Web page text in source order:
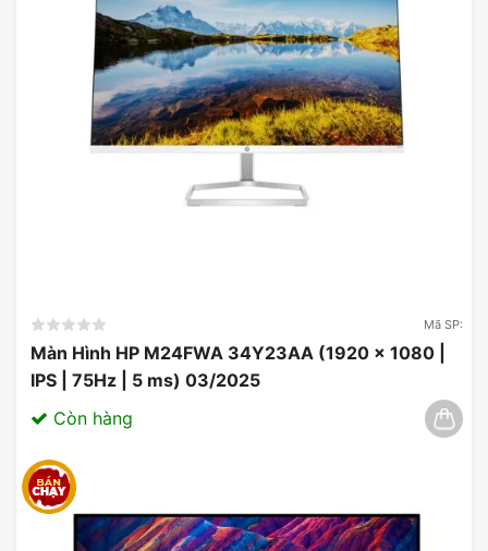
Thiết Kế Mỏng & Hiện Đại
Thiết kế của màn hình LG 24MR400-
B.ATVQ rất mỏng và hiện đại, phần viền siêu
mỏng giúp tối ưu hóa diện tích hiển thị và
tạo cảm giác sang trọng cho không gian làm
Lợi Ích của việc sử dụng Màn Hình LG
24MR400-B.ATVQ
Mã SP:
Màn Hình HP M24FWA 34Y23AA (1920 x 1080 |
IPS | 75Hz | 5 ms) 03/2025
Còn hàng